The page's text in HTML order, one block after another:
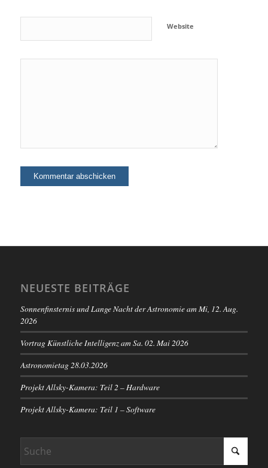
Website
NEUESTE BEITRÄGE
Sonnenfinsternis und Lange Nacht der Astronomie am Mi, 12. Aug.
2026
Vortrag Künstliche Intelligenz am Sa. 02. Mai 2026
Astronomietag 28.03.2026
Projekt Allsky-Kamera: Teil 2 – Hardware
Projekt Allsky-Kamera: Teil 1 – Software